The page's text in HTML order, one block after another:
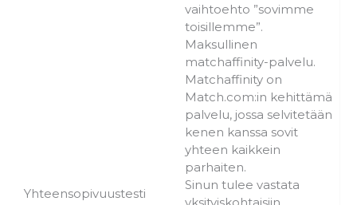
Yhteensopivuustesti
vaihtoehto ”sovimme
toisillemme”.
Maksullinen
matchaffinity-palvelu.
Matchaffinity on
Match.com:in kehittämä
palvelu, jossa selvitetään
kenen kanssa sovit
yhteen kaikkein
parhaiten.
Sinun tulee vastata